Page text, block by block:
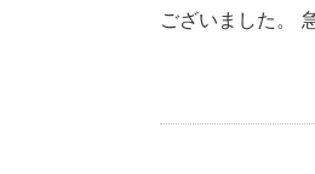
ございました。